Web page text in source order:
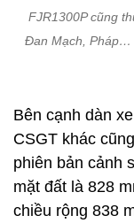
FJR1300P cũng
Đan Mạch, Pháp…
Bên cạnh dàn
CSGT khác
phiên bản cảnh
mặt đất là 828
chiều rộng 838